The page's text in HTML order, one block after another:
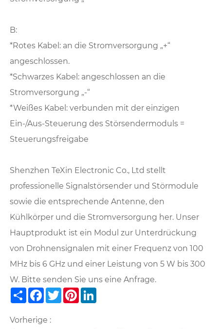
B:
*Rotes Kabel: an die Stromversorgung „+“
angeschlossen.
*Schwarzes Kabel: angeschlossen an die
Stromversorgung „-“
*Weißes Kabel: verbunden mit der einzigen
Ein-/Aus-Steuerung des Störsendermoduls =
Steuerungsfreigabe
Shenzhen TeXin Electronic Co., Ltd stellt
professionelle Signalstörsender und Störmodule
sowie die entsprechende Antenne, den
Kühlkörper und die Stromversorgung her. Unser
Hauptprodukt ist ein Modul zur Unterdrückung
von Drohnensignalen mit einer Frequenz von 100
MHz bis 6 GHz und einer Leistung von 5 W bis 300
W. Bitte senden Sie uns eine Anfrage.
ShareFacebookTwitterPinterest
Vorherige :